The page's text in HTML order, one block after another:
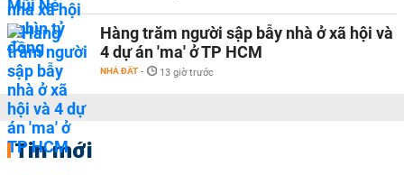
Hàng trăm người sập bẫy nhà ở xã hội và
4 dự án 'ma' ở TP HCM
NHÀ ĐẤT - 13 giờ trước
Tin mới